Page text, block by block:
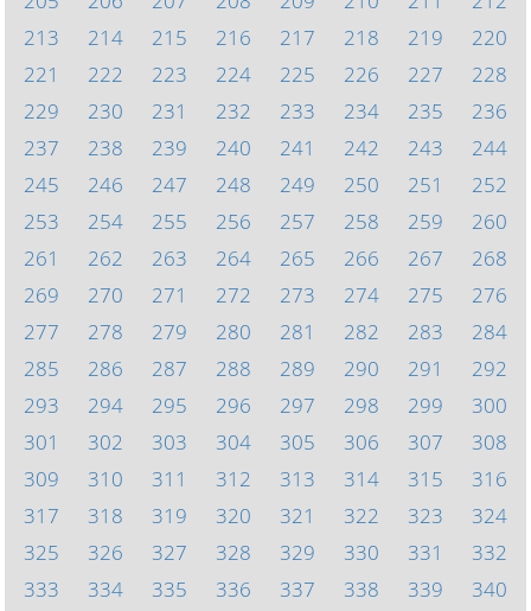
213
214 215 216 217 218 219
220
221
222 223 224 225 226 227
228
229
230 231 232 233 234 235
236
237
238 239 240 241 242 243
244
245
246 247 248 249 250 251
252
253
254 255 256 257 258 259
260
261
262 263 264 265 266 267
268
269
270 271 272 273 274 275
276
277
278 279 280 281 282 283
284
285
286 287 288 289 290 291
292
293
294 295 296 297 298 299
300
301
302 303 304 305 306 307
308
309
310 311 312 313 314 315
316
317
318 319 320 321 322 323
324
325
326 327 328 329 330 331
332
333
334 335 336 337 338 339
340